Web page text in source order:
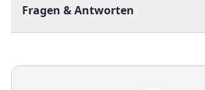
Fragen & Antworten